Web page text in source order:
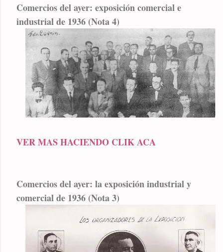
Comercios del ayer: exposición comercial e
industrial de 1936 (Nota 4)
VER MAS HACIENDO CLIK ACA
Comercios del ayer: la exposición industrial y
comercial de 1936 (Nota 3)